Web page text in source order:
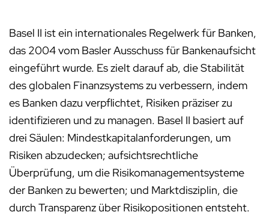
Basel II ist ein internationales Regelwerk für Banken,
das 2004 vom Basler Ausschuss für Bankenaufsicht
eingeführt wurde. Es zielt darauf ab, die Stabilität
des globalen Finanzsystems zu verbessern, indem
es Banken dazu verpflichtet, Risiken präziser zu
identifizieren und zu managen. Basel II basiert auf
drei Säulen: Mindestkapitalanforderungen, um
Risiken abzudecken; aufsichtsrechtliche
Überprüfung, um die Risikomanagementsysteme
der Banken zu bewerten; und Marktdisziplin, die
durch Transparenz über Risikopositionen entsteht.